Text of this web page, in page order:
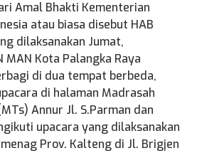
Amal Bhakti Kementerian
atau biasa disebut HAB
dilaksanakan Jumat,
Kota Palangka Raya
di dua tempat berbeda,
di halaman Madrasah
Annur Jl. S.Parman dan
upacara yang dilaksanakan
Prov. Kalteng di Jl. Brigjen